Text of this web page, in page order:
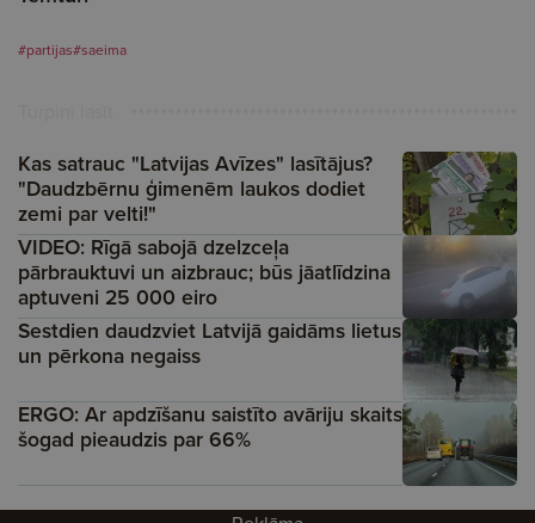
#partijas#saeima
Kas satrauc "Latvijas Avīzes" lasītājus?
"Daudzbērnu ģimenēm laukos dodiet
zemi par velti!"
VIDEO: Rīgā sabojā dzelzceļa
pārbrauktuvi un aizbrauc; būs jāatlīdzina
aptuveni 25 000 eiro
Sestdien daudzviet Latvijā gaidāms lietus
un pērkona negaiss
ERGO: Ar apdzīšanu saistīto avāriju skaits
šogad pieaudzis par 66%